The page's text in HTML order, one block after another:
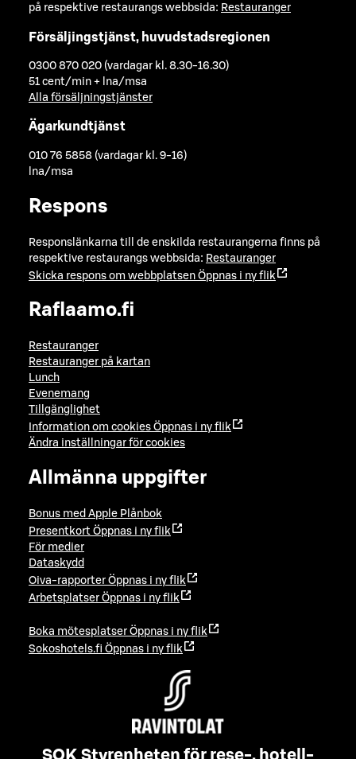
på respektive restaurangs webbsida: Restauranger
Försäljingstjänst, huvudstadsregionen
0300 870 020 (vardagar kl. 8.30-16.30)
51 cent/min + lna/msa
Alla försäljningstjänster
Ägarkundtjänst
010 76 5858 (vardagar kl. 9-16)
lna/msa
Respons
Responslänkarna till de enskilda restaurangerna finns på
respektive restaurangs webbsida: Restauranger
Skicka respons om webbplatsen Öppnas i ny flik
Raflaamo.fi
Restauranger
Restauranger på kartan
Lunch
Evenemang
Tillgänglighet
Information om cookies Öppnas i ny flik
Ändra inställningar för cookies
Allmänna uppgifter
Bonus med Apple Plånbok
Presentkort Öppnas i ny flik
För medier
Dataskydd
Oiva-rapporter Öppnas i ny flik
Arbetsplatser Öppnas i ny flik
Boka mötesplatser Öppnas i ny flik
Sokoshotels.fi Öppnas i ny flik
SOK Styrenheten för rese-, hotell-